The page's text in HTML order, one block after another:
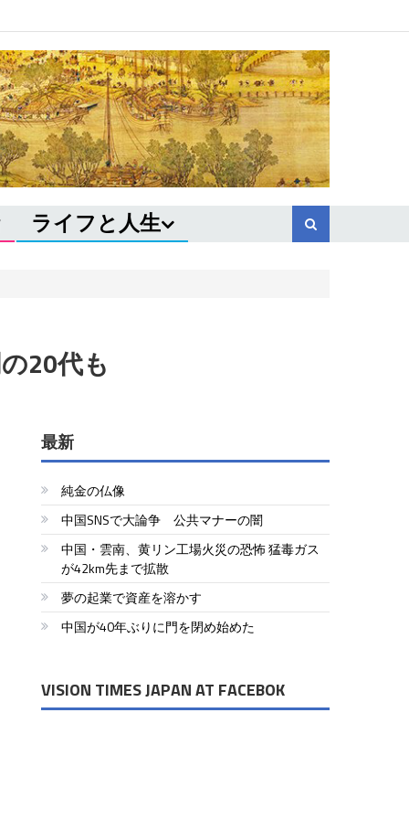
ライフと人生
20代も
最新
純金の仏像
中国SNSで大論争 公共マナーの闇
中国・雲南、黄リン工場火災の恐怖 猛毒ガス
が42km先まで拡散
夢の起業で資産を溶かす
中国が40年ぶりに門を閉め始めた
VISION TIMES JAPAN AT FACEBOK